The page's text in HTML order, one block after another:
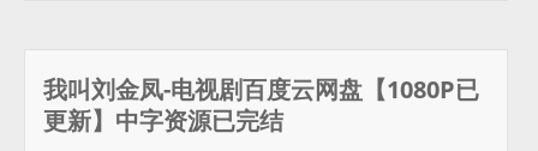
我叫刘金凤-电视剧百度云网盘【1080P已
更新】中字资源已完结